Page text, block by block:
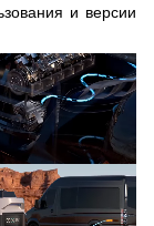
и версии